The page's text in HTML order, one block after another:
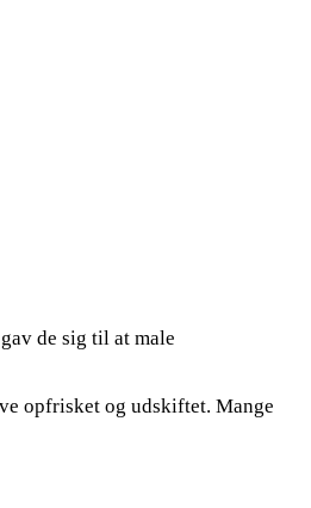
de sig til at male
opfrisket og udskiftet. Mange